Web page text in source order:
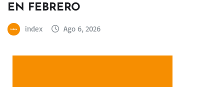
EN FEBRERO
index Ago 6, 2026